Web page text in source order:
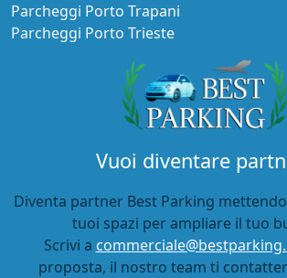
Parcheggi Porto Trapani
Parcheggi Porto Trieste
Vuoi diventare
Diventa partner Best Parking
tuoi spazi per ampliare il tuo
Scrivi a
proposta, il nostro team ti